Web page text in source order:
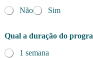
Não
Sim
Qual a duração do
1 semana